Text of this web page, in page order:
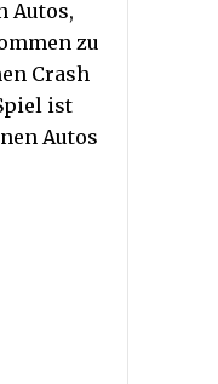
Autos,
zu
Crash
ist
Autos